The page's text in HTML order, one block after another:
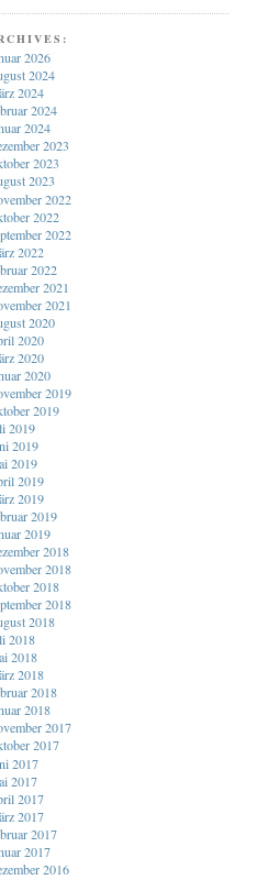
2026
2024
2024
2024
2024
2023
2023
2023
2022
2022
2022
2022
2022
2021
2021
2020
2020
2020
2020
2019
2019
2019
2019
2019
2019
2019
2019
2019
2018
2018
2018
2018
2018
2018
2018
2018
2018
2018
2017
2017
2017
2017
2017
2017
2017
2017
2016